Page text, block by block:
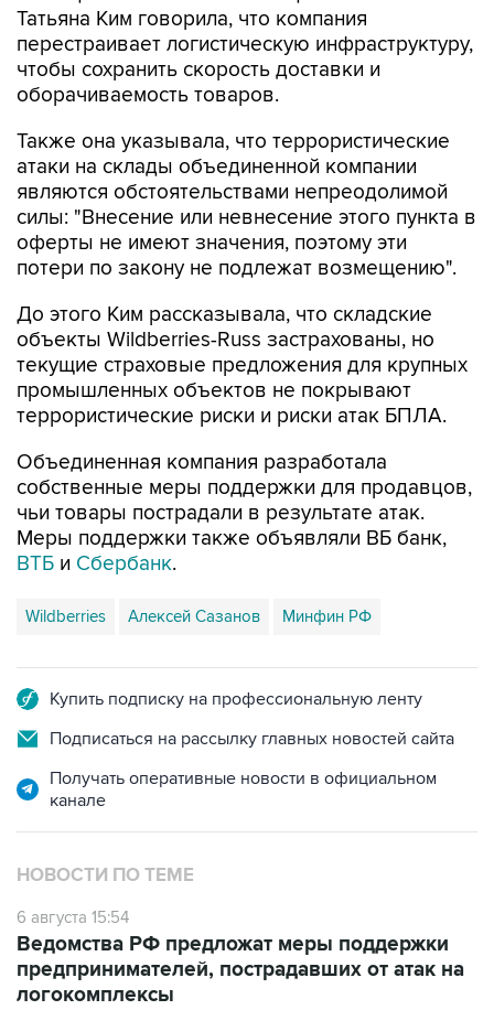
Татьяна Ким говорила, что компания
перестраивает логистическую инфраструктуру,
чтобы сохранить скорость доставки и
оборачиваемость товаров.
Также она указывала, что террористические
атаки на склады объединенной компании
являются обстоятельствами непреодолимой
силы: "Внесение или невнесение этого пункта в
оферты не имеют значения, поэтому эти
потери по закону не подлежат возмещению".
До этого Ким рассказывала, что складские
объекты Wildberries-Russ застрахованы, но
текущие страховые предложения для крупных
промышленных объектов не покрывают
террористические риски и риски атак БПЛА.
Объединенная компания разработала
собственные меры поддержки для продавцов,
чьи товары пострадали в результате атак.
Меры поддержки также объявляли ВБ банк,
ВТБ и Сбербанк.
Wildberries Алексей Сазанов Минфин РФ
Купить подписку на профессиональную ленту
Подписаться на рассылку главных новостей сайта
Получать оперативные новости в официальном
канале
НОВОСТИ ПО ТЕМЕ
6 августа 15:54
Ведомства РФ предложат меры поддержки
предпринимателей, пострадавших от атак на
логокомплексы